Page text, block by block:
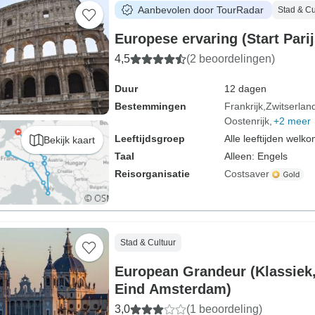
Bekijk kaart
Aanbevolen door TourRadar Stad &
Europese ervaring (Start
4,5 (2 beoordelingen)
Duur
12 dagen
Bestemmingen
Frankrijk
Oostenrijk +2 meer
Leeftijdsgroep
Alle leeftijden
Taal
Alleen: Engels
Reisorganisatie
Costsaver
Stad & Cultuur
European Grandeur
Eind Amsterdam)
3,0 (1 beoordeling)